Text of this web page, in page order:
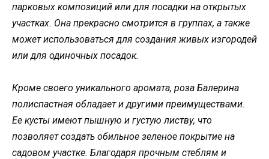
парковых композиций или для посадки на открытых
участках. Она прекрасно смотрится в группах, а также
может использоваться для создания живых изгородей
или для одиночных посадок.
Кроме своего уникального аромата, роза Балерина
полиспастная обладает и другими преимуществами.
Ее кусты имеют пышную и густую листву, что
позволяет создать обильное зеленое покрытие на
садовом участке. Благодаря прочным стеблям и